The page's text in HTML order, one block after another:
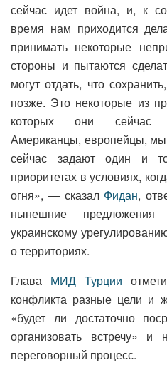
сейчас идет война, и, к
время нам приходится
принимать некоторые
стороны и пытаются
могут отдать, что
позже. Это некоторые из
которых они сейчас
Американцы, европейцы,
сейчас задают один и
приоритетах в условиях,
огня», — сказал Фидан,
нынешние
украинскому
о территориях.
Глава МИД Турции
конфликта разные цели и
«будет ли достаточно
организовать встречу» и
переговорный процесс.